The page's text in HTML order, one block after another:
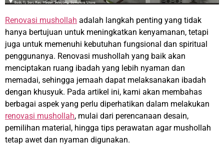
Renovasi mushollah adalah langkah penting yang tidak
hanya bertujuan untuk meningkatkan kenyamanan, tetapi
juga untuk memenuhi kebutuhan fungsional dan spiritual
penggunanya. Renovasi mushollah yang baik akan
menciptakan ruang ibadah yang lebih nyaman dan
memadai, sehingga jemaah dapat melaksanakan ibadah
dengan khusyuk. Pada artikel ini, kami akan membahas
berbagai aspek yang perlu diperhatikan dalam melakukan
renovasi mushollah, mulai dari perencanaan desain,
pemilihan material, hingga tips perawatan agar mushollah
tetap awet dan nyaman digunakan.